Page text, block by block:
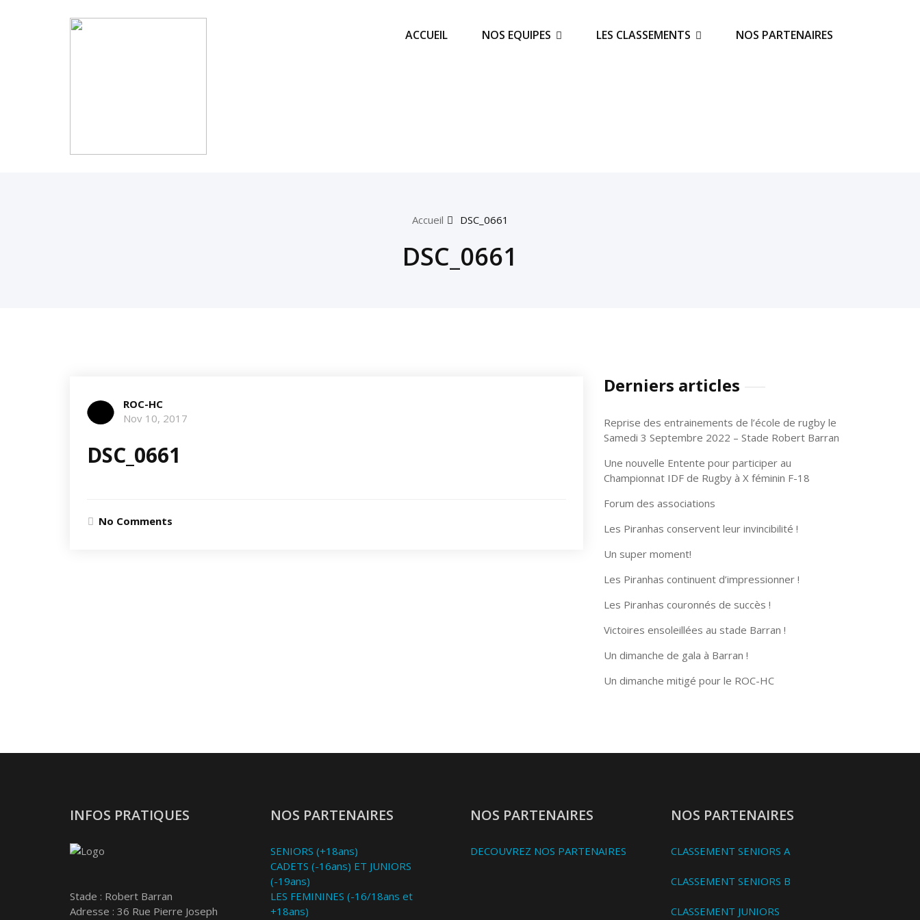
ACCUEIL NOS EQUIPES LES CLASSEMENTS NOS PARTENAIRES
Accueil DSC_0661
DSC_0661
ROC-HC
Nov 10, 2017
DSC_0661
No Comments
Derniers articles
Reprise des entrainements de l’école de rugby le
Samedi 3 Septembre 2022 – Stade Robert Barran
Une nouvelle Entente pour participer au
Championnat IDF de Rugby à X féminin F-18
Forum des associations
Les Piranhas conservent leur invincibilité !
Un super moment!
Les Piranhas continuent d’impressionner !
Les Piranhas couronnés de succès !
Victoires ensoleillées au stade Barran !
Un dimanche de gala à Barran !
Un dimanche mitigé pour le ROC-HC
INFOS PRATIQUES
Stade : Robert Barran
Adresse : 36 Rue Pierre Joseph
NOS PARTENAIRES
SENIORS (+18ans)
CADETS (-16ans) ET JUNIORS
(-19ans)
LES FEMININES (-16/18ans et
+18ans)
NOS PARTENAIRES
DECOUVREZ NOS PARTENAIRES
NOS PARTENAIRES
CLASSEMENT SENIORS A
CLASSEMENT SENIORS B
CLASSEMENT JUNIORS